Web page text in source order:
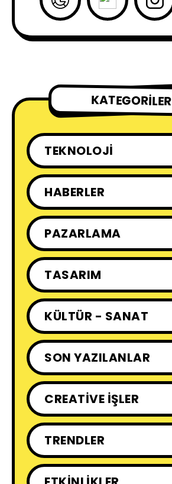
KATEGORILER
TEKNOLOJI
HABERLER
PAZARLAMA
TASARIM
KÜLTÜR - SANAT
SON YAZILANLAR
CREATIVE İŞLER
TRENDLER